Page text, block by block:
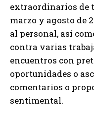
extraordinarios de
marzo y agosto de
al personal, así
contra varias
encuentros con
oportunidades o
comentarios o
sentimental.